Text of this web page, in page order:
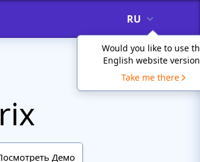
RU
Would you like to use
English website
Take me there
Демо